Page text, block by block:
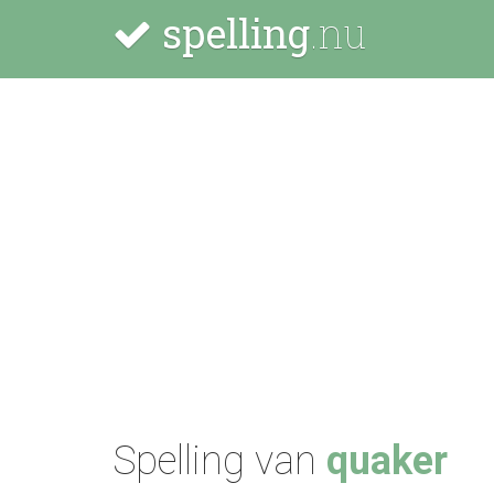
spelling.nu
Spelling van quaker